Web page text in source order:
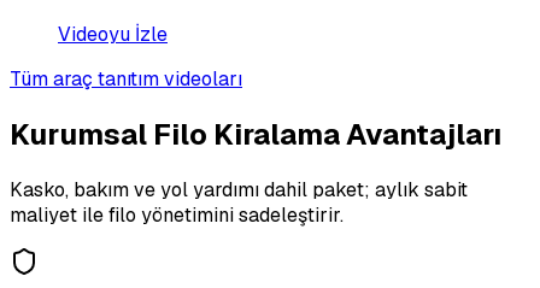
Videoyu İzle
Tüm araç tanıtım videoları
Kurumsal Filo Kiralama Avantajları
Kasko, bakım ve yol yardımı dahil paket; aylık sabit
maliyet ile filo yönetimini sadeleştirir.